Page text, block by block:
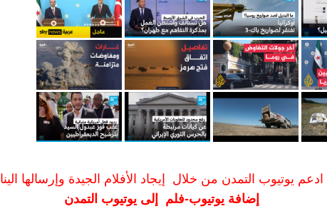
ادعم يوتيوب التمدن من خلال إيجاد الأفلام الجيدة وإرسالها الينا
إضافة يوتيوب-فلم إلى يوتيوب التمدن